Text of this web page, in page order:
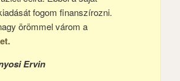
fogom finanszírozni.
örömmel várom a
Ervin